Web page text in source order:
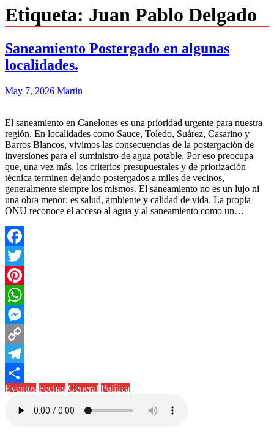
Etiqueta: Juan Pablo Delgado
Saneamiento Postergado en algunas
localidades.
May 7, 2026 Martin
El saneamiento en Canelones es una prioridad urgente para nuestra
región. En localidades como Sauce, Toledo, Suárez, Casarino y
Barros Blancos, vivimos las consecuencias de la postergación de
inversiones para el suministro de agua potable. Por eso preocupa
que, una vez más, los criterios presupuestales y de priorización
técnica terminen dejando postergados a miles de vecinos,
generalmente siempre los mismos. El saneamiento no es un lujo ni
una obra menor: es salud, ambiente y calidad de vida. La propia
ONU reconoce el acceso al agua y al saneamiento como un…
Facebook
Twitter
Pinterest
WhatsApp
Messenger
Copy
Link
Telegram
Compartir
Eventos Fechas General Política